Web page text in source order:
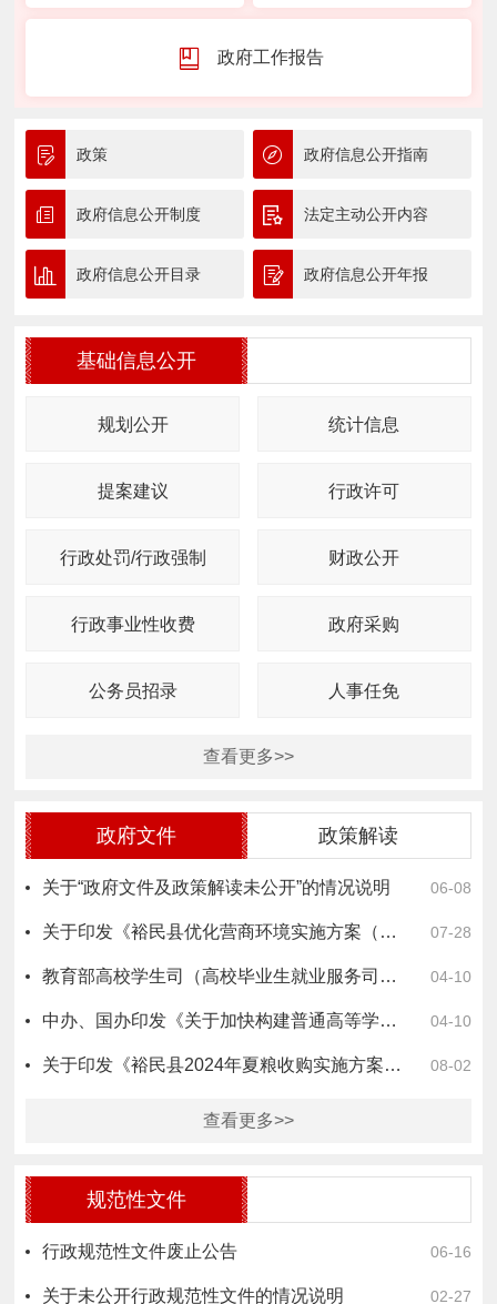
政府工作报告
政策 政府信息公开指南
政府信息公开制度 法定主动公开内容
政府信息公开目录 政府信息公开年报
基础信息公开
规划公开 统计信息
提案建议 行政许可
行政处罚/行政强制 财政公开
行政事业性收费 政府采购
公务员招录 人事任免
查看更多>>
政府文件 政策解读
06-08
关于“政府文件及政策解读未公开”的情况说明
07-28
关于印发《裕民县优化营商环境实施方案（修订版）》的通知
04-10
教育部高校学生司（高校毕业生就业服务司）负责人就《关于加快构建普通高等学校毕业生高质量就业服务体系…
04-10
中办、国办印发《关于加快构建普通高等学校毕业生高质量就业服务体系的意见》
08-02
关于印发《裕民县2024年夏粮收购实施方案》的通知
查看更多>>
规范性文件
06-16
行政规范性文件废止公告
02-27
关于未公开行政规范性文件的情况说明